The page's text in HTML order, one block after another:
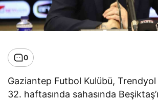
0
Gaziantep Futbol Kulübü, Trendyol
32. haftasında sahasında